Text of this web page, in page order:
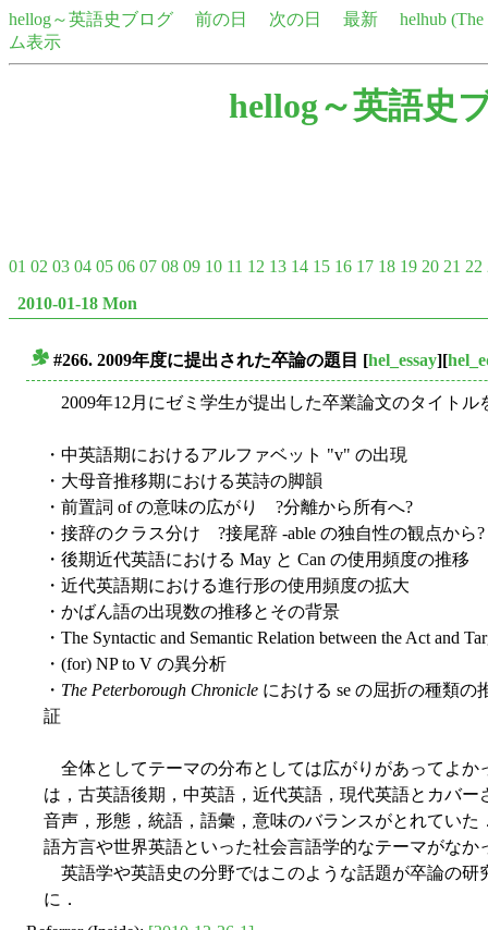
hellog～英語史ブログ 前の日 次の日 最新
helhub
ム表示
hellog～英語史
01 02 03 04 05 06 07 08 09 10 11 12 13 14 15 16 17 18 19 20 21 22
2010-01-18 Mon
#266. 2009年度に提出された卒論の題目 [hel_essay][
2009年12月にゼミ学生が提出した卒業論文のタイトル
・中英語期におけるアルファベット "v" の出現
・大母音推移期における英詩の脚韻
・前置詞 of の意味の広がり ?分離から所有へ?
・接辞のクラス分け ?接尾辞 -able の独自性の観点から?
・後期近代英語における May と Can の使用頻度の推移
・近代英語期における進行形の使用頻度の拡大
・かばん語の出現数の推移とその背景
・The Syntactic and Semantic Relation between the Act and
・(for) NP to V の異分析
・ The Peterborough Chronicle における se の屈折の種類
証
全体としてテーマの分布としては広がりがあってよか
は，古英語後期，中英語，近代英語，現代英語とカバ
音声，形態，統語，語彙，意味のバランスがとれてい
語方言や世界英語といった社会言語学的なテーマがなか
英語学や英語史の分野ではこのような話題が卒論の研
に．